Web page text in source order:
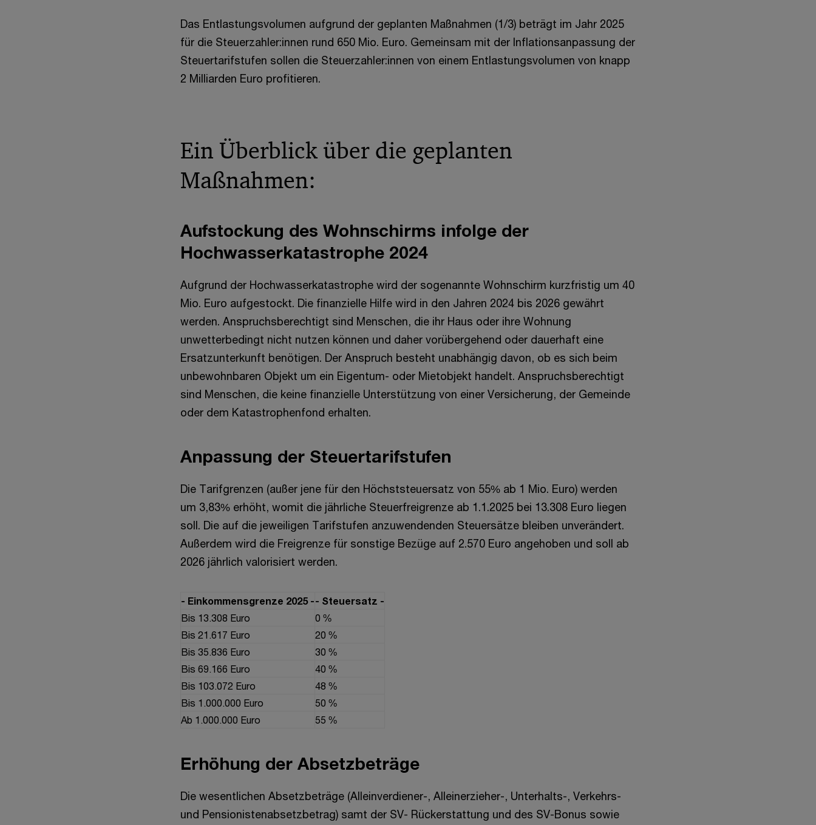
Das Entlastungsvolumen aufgrund der geplanten Maßnahmen (1/3) beträgt im Jahr 2025
für die Steuerzahler:innen rund 650 Mio. Euro. Gemeinsam mit der Inflationsanpassung der
Steuertarifstufen sollen die Steuerzahler:innen von einem Entlastungsvolumen von knapp
2 Milliarden Euro profitieren.
Ein Überblick über die geplanten
Maßnahmen:
Aufstockung des Wohnschirms infolge der
Hochwasserkatastrophe 2024
Aufgrund der Hochwasserkatastrophe wird der sogenannte Wohnschirm kurzfristig um 40
Mio. Euro aufgestockt. Die finanzielle Hilfe wird in den Jahren 2024 bis 2026 gewährt
werden. Anspruchsberechtigt sind Menschen, die ihr Haus oder ihre Wohnung
unwetterbedingt nicht nutzen können und daher vorübergehend oder dauerhaft eine
Ersatzunterkunft benötigen. Der Anspruch besteht unabhängig davon, ob es sich beim
unbewohnbaren Objekt um ein Eigentum- oder Mietobjekt handelt. Anspruchsberechtigt
sind Menschen, die keine finanzielle Unterstützung von einer Versicherung, der Gemeinde
oder dem Katastrophenfond erhalten.
Anpassung der Steuertarifstufen
Die Tarifgrenzen (außer jene für den Höchststeuersatz von 55% ab 1 Mio. Euro) werden
um 3,83% erhöht, womit die jährliche Steuerfreigrenze ab 1.1.2025 bei 13.308 Euro liegen
soll. Die auf die jeweiligen Tarifstufen anzuwendenden Steuersätze bleiben unverändert.
Außerdem wird die Freigrenze für sonstige Bezüge auf 2.570 Euro angehoben und soll ab
2026 jährlich valorisiert werden.
- Einkommensgrenze 2025 -- Steuersatz -
Bis 13.308 Euro
0 %
Bis 21.617 Euro
20 %
Bis 35.836 Euro
30 %
Bis 69.166 Euro
40 %
Bis 103.072 Euro
48 %
Bis 1.000.000 Euro
50 %
Ab 1.000.000 Euro
55 %
Erhöhung der Absetzbeträge
Die wesentlichen Absetzbeträge (Alleinverdiener-, Alleinerzieher-, Unterhalts-, Verkehrs-
und Pensionistenabsetzbetrag) samt der SV- Rückerstattung und des SV-Bonus sowie